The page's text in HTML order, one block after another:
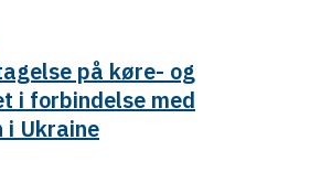
på køre- og
i forbindelse med
i Ukraine